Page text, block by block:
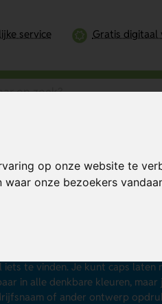
op onze website te
onze bezoekers
service Gratis digitaal
in het zonnetje te zetten? Laat
te vinden. Je kunt caps laten
in alle denkbare kleuren,
of ander ontwerp